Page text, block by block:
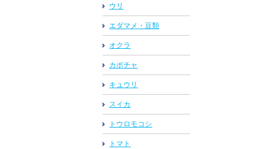
ウリ
エダマメ・豆類
オクラ
カボチャ
キュウリ
スイカ
トウロモコシ
トマト